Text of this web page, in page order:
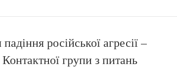
російської агресії –
групи з питань